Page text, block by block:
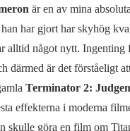
är en av mina
har gjort har skyhög
alltid något nytt. Ingenting
därmed är det förståeligt
Terminator 2:
effekterna i moderna
skulle göra en film om